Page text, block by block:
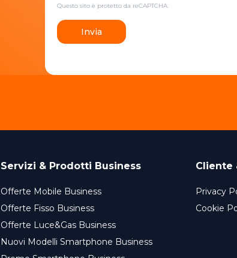
Questo sito è protetto da reCAPTCHA.
Invia
Servizi & Prodotti Business
Offerte Mobile Business
Offerte Fisso Business
Offerte Luce&Gas Business
Nuovi Modelli Smartphone Business
Cliente
Privacy
Cookie